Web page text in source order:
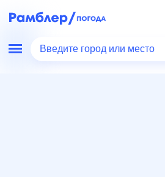
Введите город или место